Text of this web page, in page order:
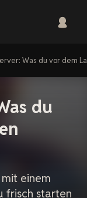
Was du vor dem
du
einem
frisch starten